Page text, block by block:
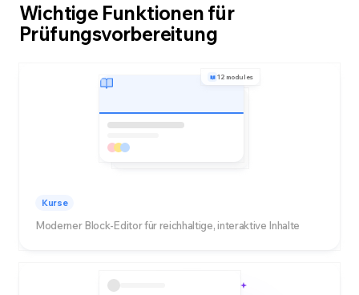
Wichtige Funktionen für
Prüfungsvorbereitung
12 modules
Kurse
Moderner Block-Editor für reichhaltige, interaktive Inhalte